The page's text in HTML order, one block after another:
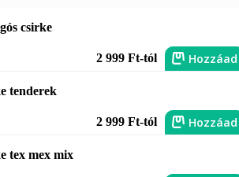
csirke
2 999 Ft-tól Hozzáad
tenderek
2 999 Ft-tól Hozzáad
tex mex mix